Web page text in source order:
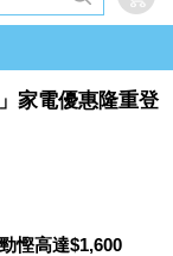
家電優惠隆重登
慳高達$1,600